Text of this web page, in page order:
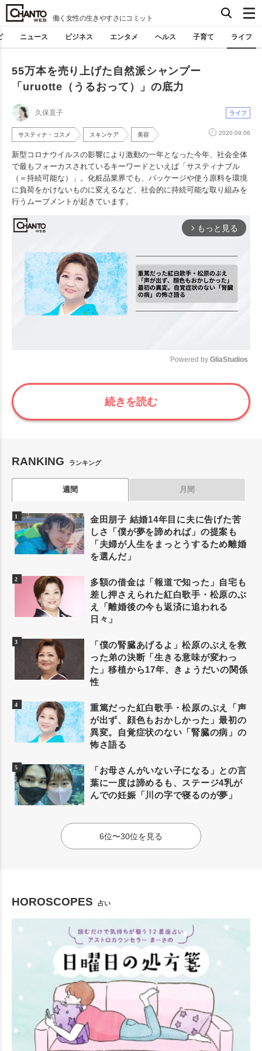
働く女性の生きやすさにコミット
ニュース ビジネス エンタメ ヘルス 子育て ライフ
55万本を売り上げた自然派シャンプー
「uruotte（うるおって）」の底力
久保直子 ライフ
サスティナ・コスメ スキンケア 美容 2020.09.06
新型コロナウイルスの影響により激動の一年となった今年、社会全体
で最もフォーカスされているキーワードといえば「サスティナブル
（＝持続可能な）」。化粧品業界でも、パッケージや使う原料を環境
に負荷をかけないものに変えるなど、社会的に持続可能な取り組みを
行うムーブメントが起きています。
arrow_forward_ios もっと見る
Mute
Powered by GliaStudios
続きを読む
RANKING ランキング
週間 月間
金田朋子 結婚14年目に夫に告げた苦
しさ「僕が夢を諦めれば」の提案も
「夫婦が人生をまっとうするため離婚
を選んだ」
多額の借金は「報道で知った」自宅も
差し押さえられた紅白歌手・松原のぶ
え「離婚後の今も返済に追われる
日々」
「僕の腎臓あげるよ」松原のぶえを救
った弟の決断「生きる意味が変わっ
た」移植から17年、きょうだいの関係
性
重篤だった紅白歌手・松原のぶえ「声
が出ず、顔色もおかしかった」最初の
異変。自覚症状のない「腎臓の病」の
怖さ語る
「お母さんがいない子になる」との言
葉に一度は諦めるも、ステージ4乳が
んでの妊娠「川の字で寝るのが夢」
6位〜30位を見る
HOROSCOPES 占い